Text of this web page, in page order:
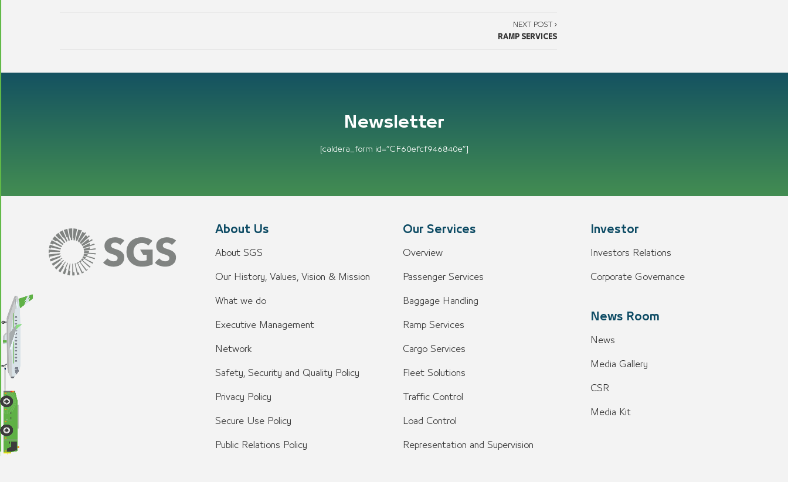
NEXT POST
RAMP SERVICES
Newsletter
[caldera_form id=”CF60efcf946840e”]
About Us
About SGS
Our History, Values, Vision & Mission
What we do
Executive Management
Network
Safety, Security and Quality Policy
Privacy Policy
Secure Use Policy
Public Relations Policy
Our Services
Overview
Passenger Services
Baggage Handling
Ramp Services
Cargo Services
Fleet Solutions
Traffic Control
Load Control
Representation and Supervision
Investor
Investors Relations
Corporate Governance
News Room
News
Media Gallery
CSR
Media Kit